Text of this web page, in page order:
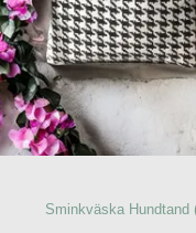
Sminkväska Hundtand